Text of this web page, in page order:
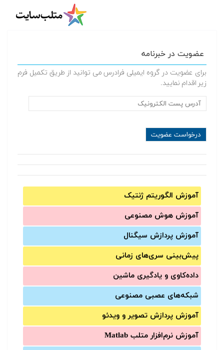
عضویت در خبرنامه
برای عضویت در گروه ایمیلی فرادرس می توانید از طریق تکمیل فرم
زیر اقدام نمایید.
آموزش الگوریتم ژنتیک
آموزش‌ هوش مصنوعی
آموزش‌ پردازش سیگنال
پیش‌‌بینی سری‌‌های زمانی
داده‌کاوی و یادگیری ماشین
شبکه‌های عصبی مصنوعی
آموزش‌ پردازش تصویر و ویدئو
آموزش‌ نرم‌افزار متلب Matlab